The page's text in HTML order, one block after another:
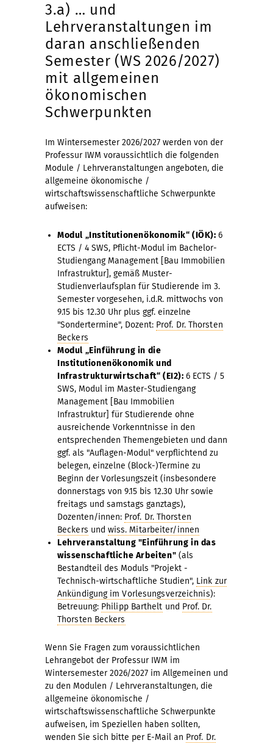
3.a) … und
Lehrveranstaltungen im
daran anschließenden
Semester (WS 2026/2027)
mit allgemeinen
ökonomischen
Schwerpunkten
Im Wintersemester 2026/2027 werden von der
Professur IWM voraussichtlich die folgenden
Module / Lehrveranstaltungen angeboten, die
allgemeine ökonomische /
wirtschaftswissenschaftliche Schwerpunkte
aufweisen:
Modul „Institutionenökonomik“ (IÖK):6
ECTS / 4 SWS, Pflicht-Modul im Bachelor-
Studiengang Management [Bau Immobilien
Infrastruktur], gemäß Muster-
Studienverlaufsplan für Studierende im 3.
Semester vorgesehen, i.d.R. mittwochs von
9.15 bis 12.30 Uhr plus ggf. einzelne
"Sondertermine", Dozent: Prof. Dr. Thorsten
Beckers
Modul „Einführung in die
Institutionenökonomik und
Infrastrukturwirtschaft“ (EI2):6 ECTS / 5
SWS, Modul im Master-Studiengang
Management [Bau Immobilien
Infrastruktur] für Studierende ohne
ausreichende Vorkenntnisse in den
entsprechenden Themengebieten und dann
ggf. als "Auflagen-Modul" verpflichtend zu
belegen, einzelne (Block-)Termine zu
Beginn der Vorlesungszeit (insbesondere
donnerstags von 9.15 bis 12.30 Uhr sowie
freitags und samstags ganztags),
Dozenten/innen: Prof. Dr. Thorsten
Beckers und wiss. Mitarbeiter/innen
Lehrveranstaltung "Einführung in das
wissenschaftliche Arbeiten" (als
Bestandteil des Moduls "Projekt -
Technisch-wirtschaftliche Studien", Link zur
Ankündigung im Vorlesungsverzeichnis):
Betreuung: Philipp Barthelt und Prof. Dr.
Thorsten Beckers
Wenn Sie Fragen zum voraussichtlichen
Lehrangebot der Professur IWM im
Wintersemester 2026/2027 im Allgemeinen und
zu den Modulen / Lehrveranstaltungen, die
allgemeine ökonomische /
wirtschaftswissenschaftliche Schwerpunkte
aufweisen, im Speziellen haben sollten,
wenden Sie sich bitte per E-Mail an Prof. Dr.